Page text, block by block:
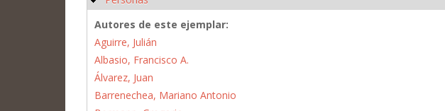
Autores de este ejemplar:
Aguirre, Julián
Albasio, Francisco A.
Álvarez, Juan
Barrenechea, Mariano Antonio